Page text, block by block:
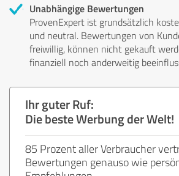
Unabhängige Bewertungen
ProvenExpert ist grundsätzlich
und neutral. Bewertungen von
freiwillig, können nicht gekauft
finanziell noch anderweitig
Ihr guter Ruf:
Die beste Werbung der Welt!
85 Prozent aller Verbraucher
Bewertungen genauso wie